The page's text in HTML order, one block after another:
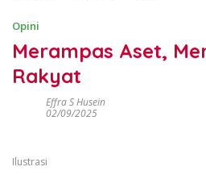
Opini
Merampas Aset,
Rakyat
Effra S Husein
02/09/2025
Ilustrasi